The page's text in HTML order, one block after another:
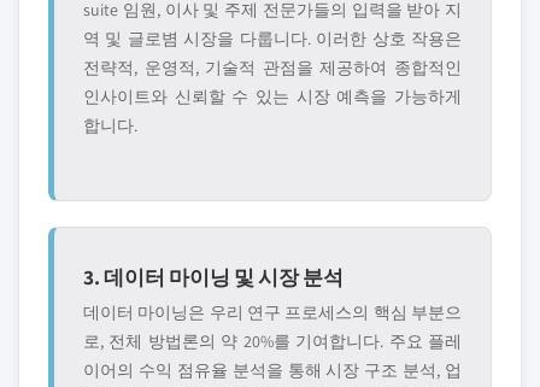
suite 임원, 이사 및 주제 전문가들의 입력을 받아 지
역 및 글로볌 시장을 다룹니다. 이러한 상호 작용은
전략적, 운영적, 기술적 관점을 제공하여 종합적인
인사이트와 신뢰할 수 있는 시장 예측을 가능하게
합니다.
3. 데이터 마이닝 및 시장 분석
데이터 마이닝은 우리 연구 프로세스의 핵심 부분으
로, 전체 방법론의 약 20%를 기여합니다. 주요 플레
이어의 수익 점유율 분석을 통해 시장 구조 분석, 업